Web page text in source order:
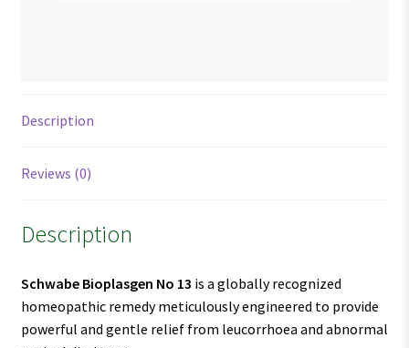
Description
Reviews (0)
Description
Schwabe Bioplasgen No 13 is a globally recognized
homeopathic remedy meticulously engineered to provide
powerful and gentle relief from leucorrhoea and abnormal